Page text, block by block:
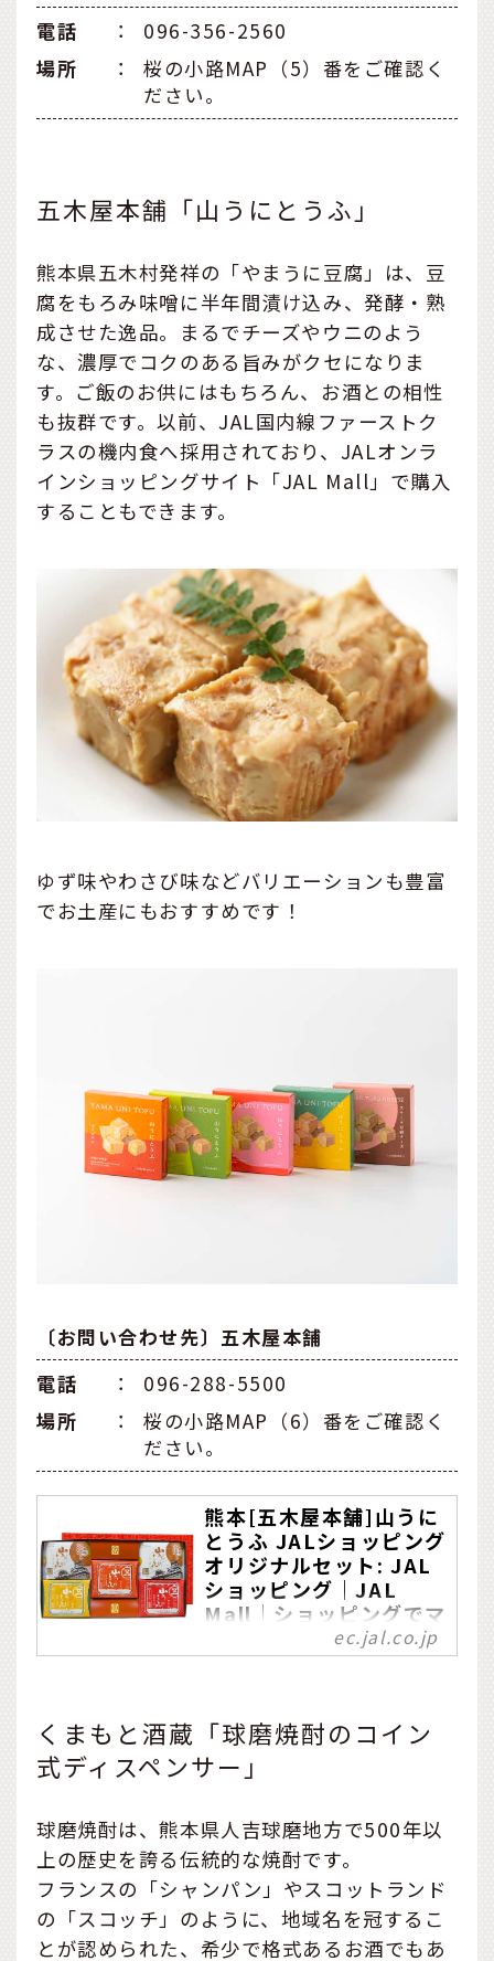
電話
：
096-356-2560
場所
：
桜の小路MAP（5）番をご確認く
ださい。
五木屋本舗「山うにとうふ」
熊本県五木村発祥の「やまうに豆腐」は、豆
腐をもろみ味噌に半年間漬け込み、発酵・熟
成させた逸品。まるでチーズやウニのよう
な、濃厚でコクのある旨みがクセになりま
す。ご飯のお供にはもちろん、お酒との相性
も抜群です。以前、JAL国内線ファーストク
ラスの機内食へ採用されており、JALオンラ
インショッピングサイト「JAL Mall」で購入
することもできます。
ゆず味やわさび味などバリエーションも豊富
でお土産にもおすすめです！
〔お問い合わせ先〕五木屋本舗
電話
：
096-288-5500
場所
：
桜の小路MAP（6）番をご確認く
ださい。
熊本[五木屋本舗]山うに
とうふ JALショッピング
オリジナルセット: JAL
ショッピング｜JAL
Mall｜ショッピングでマ
イルがたまる・つかえる
独自の堅豆腐を秘伝味噌に
漬込みました。当社の人気4
種5個、JALショッピング限
ec.jal.co.jp
くまもと酒蔵「球磨焼酎のコイン
式ディスペンサー」
球磨焼酎は、熊本県人吉球磨地方で500年以
上の歴史を誇る伝統的な焼酎です。
フランスの「シャンパン」やスコットランド
の「スコッチ」のように、地域名を冠するこ
とが認められた、希少で格式あるお酒でもあ